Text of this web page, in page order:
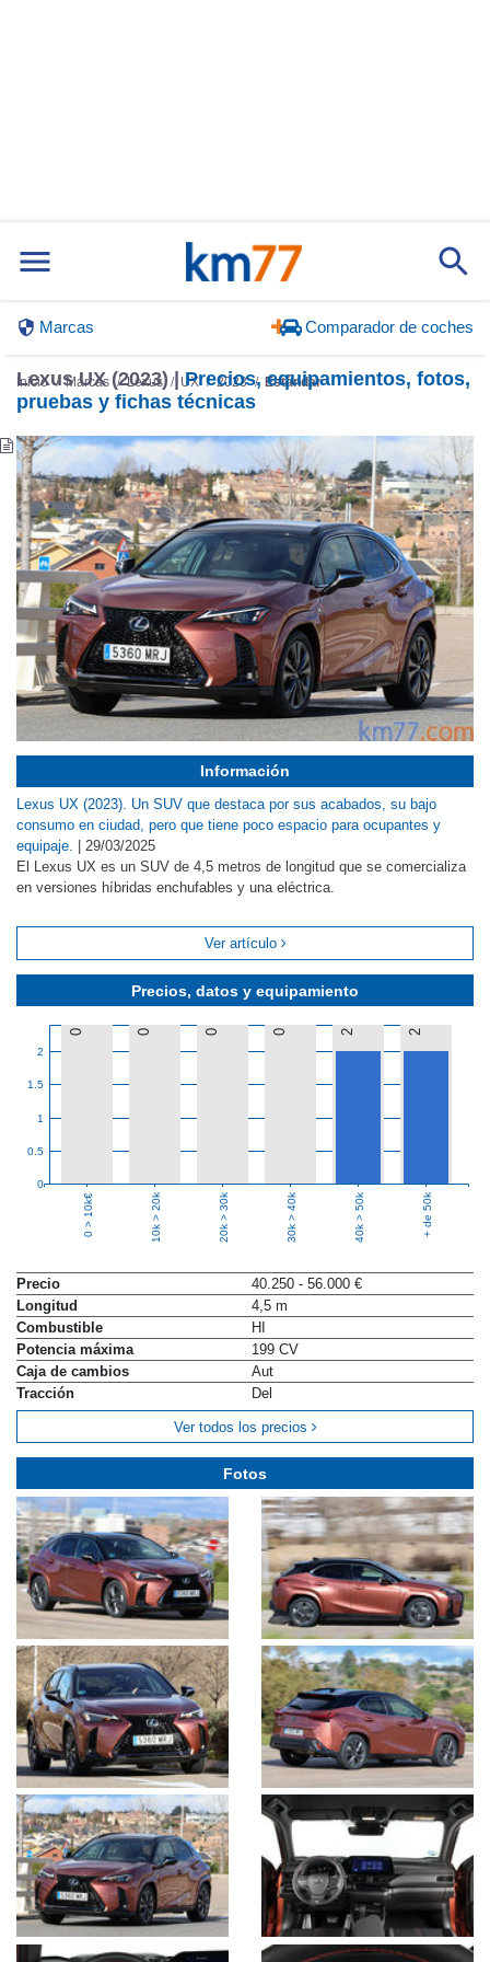
Marcas Comparador de coches
Inicio Marcas Lexus UX 2023 Estándar
Lexus UX (2023) |Precios, equipamientos, fotos,
pruebas y fichas técnicas
Precios, datos y equipamiento
0
0.5
1
1.5
2
0 0 0 0 2 2
0 > 10k€ 10k > 20k 20k > 30k 30k > 40k 40k > 50k + de 50k
Precio
40.250 - 56.000 €
Longitud
4,5 m
Combustible
HI
Potencia máxima
199 CV
Caja de cambios
Aut
Tracción
Del
Ver todos los precios
Información
Lexus UX (2023). Un SUV que destaca por sus acabados, su bajo
consumo en ciudad, pero que tiene poco espacio para ocupantes y
equipaje.
29/03/2025
El Lexus UX es un SUV de 4,5 metros de longitud que se comercializa
en versiones híbridas enchufables y una eléctrica.
Ver artículo
Fotos